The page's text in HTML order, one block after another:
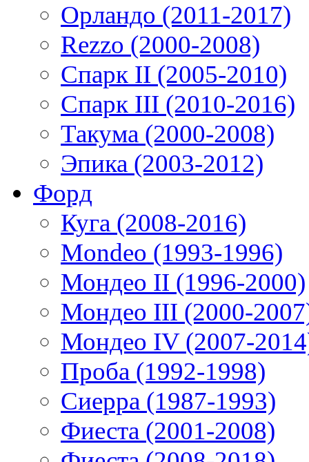
Орландо (2011-2017)
Rezzo (2000-2008)
Спарк II (2005-2010)
Спарк III (2010-2016)
Такума (2000-2008)
Эпика (2003-2012)
Форд
Куга (2008-2016)
Mondeo (1993-1996)
Мондео II (1996-2000)
Мондео III (2000-
Мондео IV (2007-
Проба (1992-1998)
Сиерра (1987-1993)
Фиеста (2001-2008)